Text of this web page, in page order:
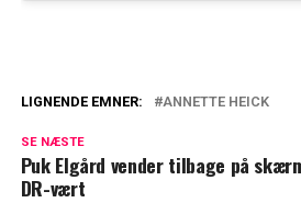
Sådan har du ikke set
LIGNENDE EMNER: ANNETTE HEICK
SE NÆSTE
Puk Elgård vender tilbage på
DR-vært